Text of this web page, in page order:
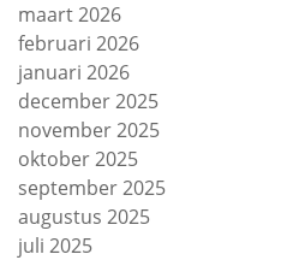
maart 2026
februari 2026
januari 2026
december 2025
november 2025
oktober 2025
september 2025
augustus 2025
juli 2025